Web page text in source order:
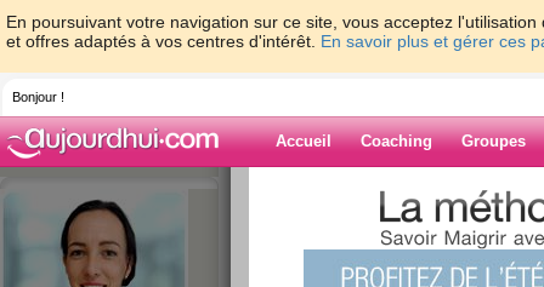
En poursuivant votre navigation sur ce site, vous acceptez
et offres adaptés à vos centres d'intérêt. En savoir plus et gérer ces
Bonjour !
Accueil Coaching Groupes
>
> La
Blog de